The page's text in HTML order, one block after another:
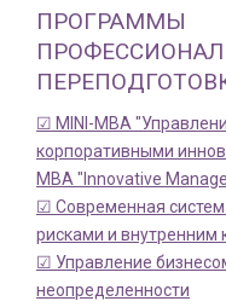
ПРОГРАММЫ
☑ MINI-MBA
корпоративными
MBA "Innovative
☑ Современная
рисками и внутренним
☑ Управление
неопределенности